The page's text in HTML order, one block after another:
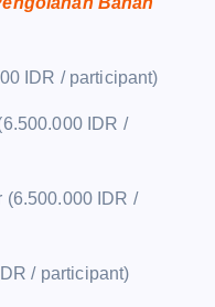
IDR / participant)
IDR /
(6.500.000 IDR /
/ participant)